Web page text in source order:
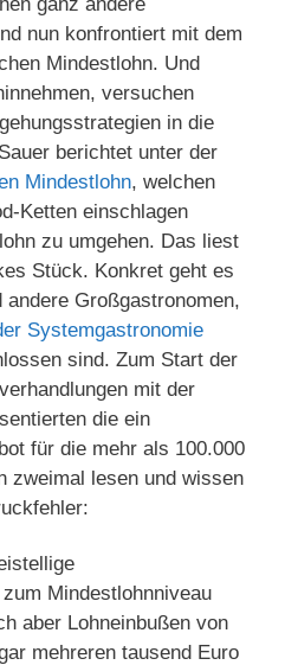
nun konfrontiert mit dem
Mindestlohn. Und
versuchen
in die
berichtet unter der
Mindestlohn, welchen
Ketten einschlagen
zu umgehen. Das liest
Stück. Konkret geht es
Großgastronomen,
Systemgastronomie
sind. Zum Start der
mit der
die ein
für die mehr als 100.000
zweimal lesen und wissen
Mindestlohnniveau
aber Lohneinbußen von
mehreren tausend Euro